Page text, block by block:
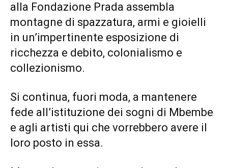
alla Fondazione Prada assembla
montagne di spazzatura, armi e gioielli
in un’impertinente esposizione di
ricchezza e debito, colonialismo e
collezionismo.
Si continua, fuori moda, a mantenere
fede all’istituzione dei sogni di Mbembe
e agli artisti qui che vorrebbero avere il
loro posto in essa.